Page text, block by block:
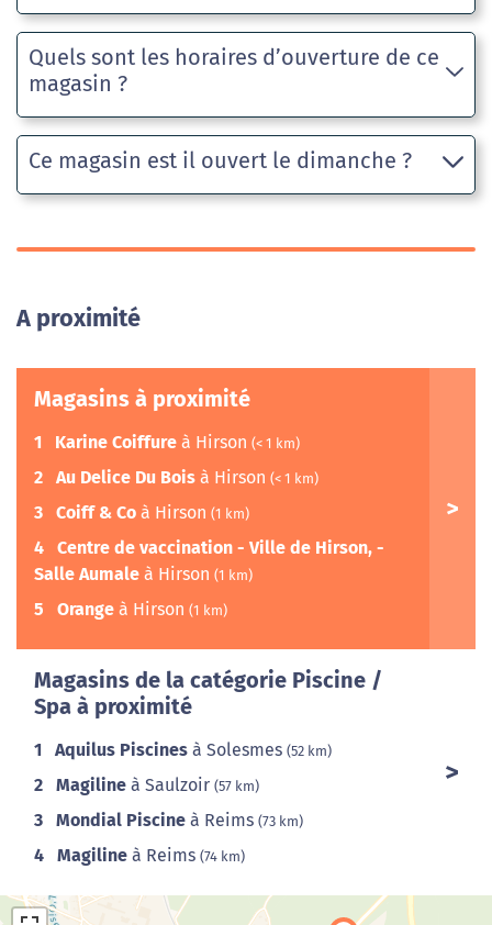
Quels sont les horaires d’ouverture de ce
magasin ?
Ce magasin est il ouvert le dimanche ?
A proximité
Magasins à proximité
1 Karine Coiffure à Hirson (< 1 km)
2 Au Delice Du Bois à Hirson (< 1 km)
3 Coiff & Co à Hirson (1 km)
4
Centre de vaccination - Ville de Hirson, -
Salle Aumale à Hirson (1 km)
5 Orange à Hirson (1 km)
Magasins de la catégorie Piscine /
Spa à proximité
1 Aquilus Piscines à Solesmes (52 km)
2 Magiline à Saulzoir (57 km)
3 Mondial Piscine à Reims (73 km)
4 Magiline à Reims (74 km)